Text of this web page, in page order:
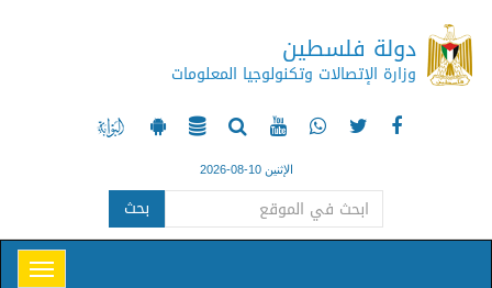
دولة فلسطين
وزارة الإتصالات وتكنولوجيا المعلومات
الإثنين 10-08-2026
بحث